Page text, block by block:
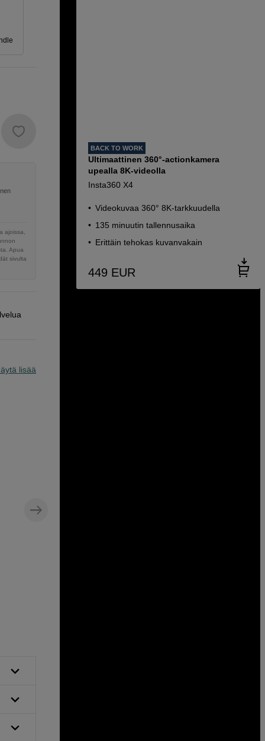
ajoissa,
Apua
sivulta
lisää
BACK TO WORK
Ultimaattinen 360°-actionkamera
upealla 8K-videolla
Insta360 X4
Videokuvaa 360° 8K-tarkkuudella
135 minuutin tallennusaika
Erittäin tehokas kuvanvakain
449 EUR